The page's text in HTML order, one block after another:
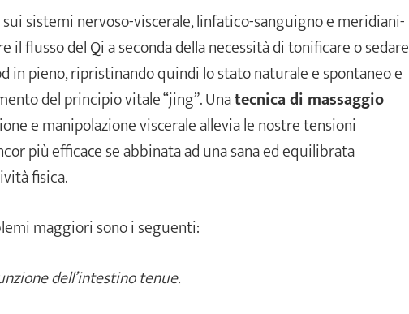
sistemi nervoso-viscerale, linfatico-sanguigno e meridiani-
flusso del Qi a seconda della necessità di tonificare o sedare
in pieno, ripristinando quindi lo stato naturale e spontaneo e
del principio vitale “jing”. Unatecnica di massaggio
e manipolazione viscerale allevia le nostre tensioni
più efficace se abbinata ad una sana ed equilibrata
fisica.
maggiori sono i seguenti:
dell’intestino tenue.